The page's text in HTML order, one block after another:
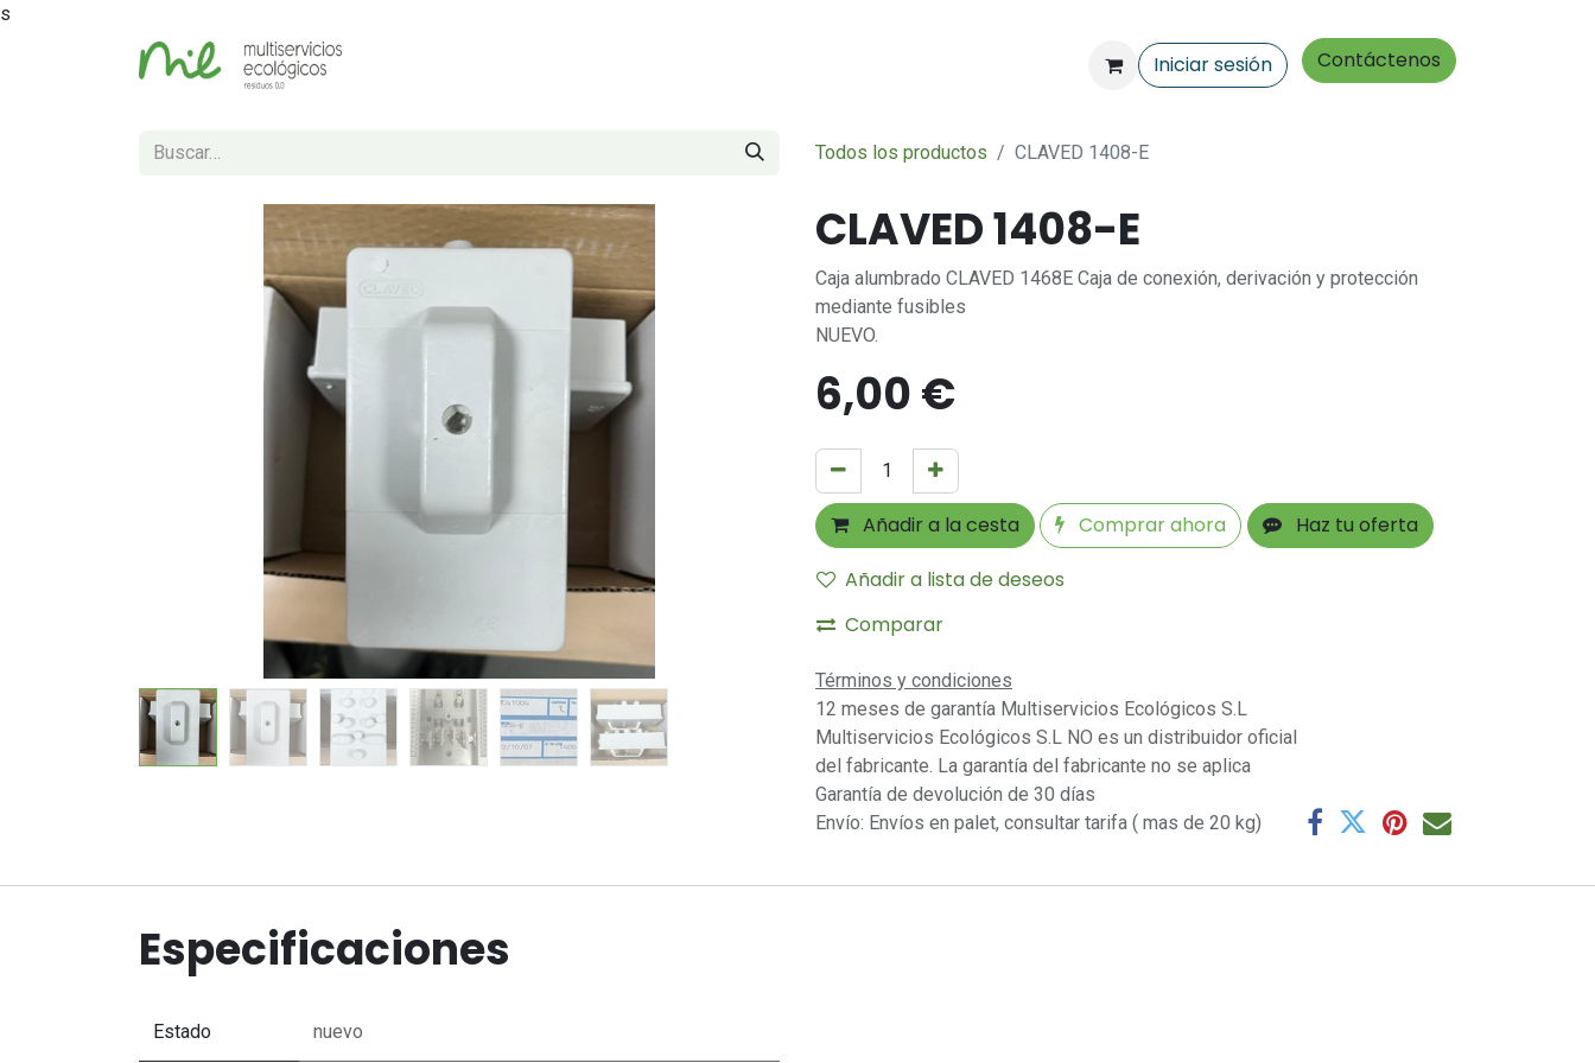
s
Iniciar sesión Contáctenos
Todos los productos CLAVED 1408-E
CLAVED 1408-E
Caja alumbrado CLAVED 1468E Caja de conexión, derivación y protección
mediante fusibles
NUEVO.
6,00€
Añadir a la cesta Comprar ahora
Haz tu oferta
Añadir a lista de deseos
Comparar
Términos y condiciones
12 meses de garantía Multiservicios Ecológicos S.L
Multiservicios Ecológicos S.L NO es un distribuidor oficial
del fabricante. La garantía del fabricante no se aplica
Garantía de devolución de 30 días
Envío: Envíos en palet, consultar tarifa ( mas de 20 kg)
Especificaciones
Estado nuevo